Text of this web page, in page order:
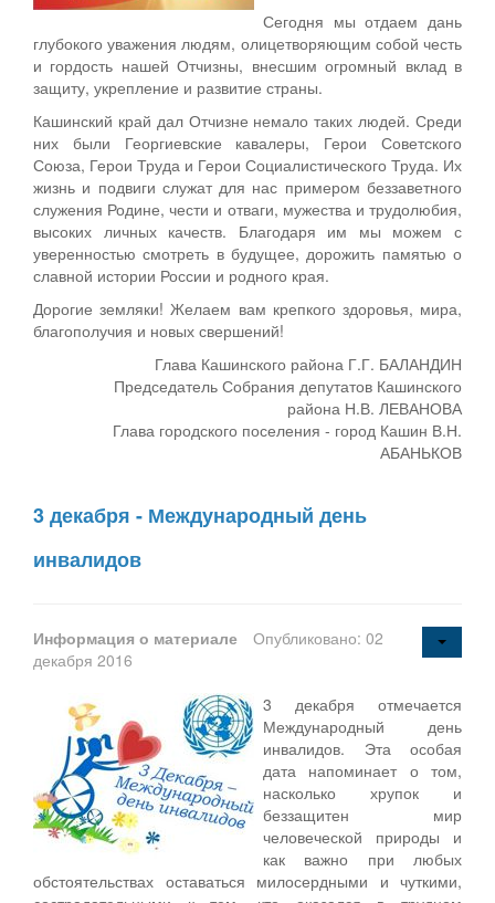
Сегодня мы отдаем дань
глубокого уважения людям, олицетворяющим собой честь
и гордость нашей Отчизны, внесшим огромный вклад в
защиту, укрепление и развитие страны.
Кашинский край дал Отчизне немало таких людей. Среди
них были Георгиевские кавалеры, Герои Советского
Союза, Герои Труда и Герои Социалистического Труда. Их
жизнь и подвиги служат для нас примером беззаветного
служения Родине, чести и отваги, мужества и трудолюбия,
высоких личных качеств. Благодаря им мы можем с
уверенностью смотреть в будущее, дорожить памятью о
славной истории России и родного края.
Дорогие земляки! Желаем вам крепкого здоровья, мира,
благополучия и новых свершений!
Глава Кашинского района Г.Г. БАЛАНДИН
Председатель Собрания депутатов Кашинского
района Н.В. ЛЕВАНОВА
Глава городского поселения - город Кашин В.Н.
АБАНЬКОВ
3 декабря - Международный день
инвалидов
Информация о материале
Опубликовано: 02
декабря 2016
3 декабря отмечается
Международный день
инвалидов. Эта особая
дата напоминает о том,
насколько хрупок и
беззащитен мир
человеческой природы и
как важно при любых
обстоятельствах оставаться милосердными и чуткими,